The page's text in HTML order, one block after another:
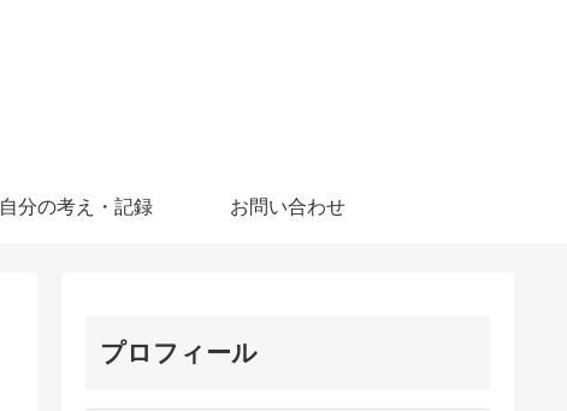
自分の考え・記録 お問い合わせ
プロフィール